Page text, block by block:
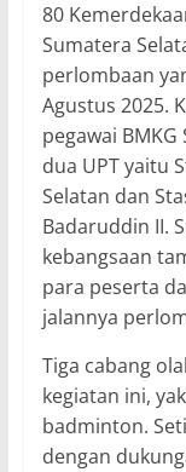
80
Sumatera
perlombaan
Agustus 2025.
pegawai
dua UPT yaitu
Selatan dan
Badaruddin II.
kebangsaan
para peserta
jalannya
Tiga cabang
kegiatan ini,
badminton.
dengan